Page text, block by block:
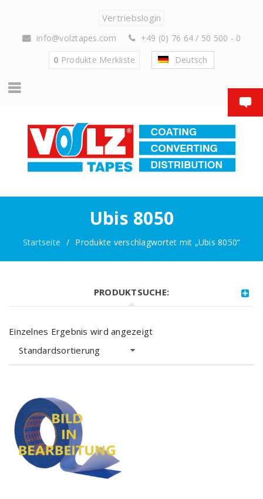
Vertriebslogin
info@volztapes.com
+49 (0) 76 64 / 50 500 - 0
0 Produkte Merkliste Deutsch
Ubis 8050
Startseite / Produkte verschlagwortet mit „Ubis 8050“
PRODUKTSUCHE:
Einzelnes Ergebnis wird angezeigt
Standardsortierung